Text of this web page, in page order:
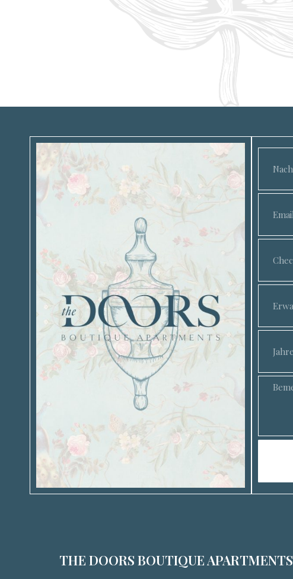
THE DOORS BOUTIQUE APARTMENTS